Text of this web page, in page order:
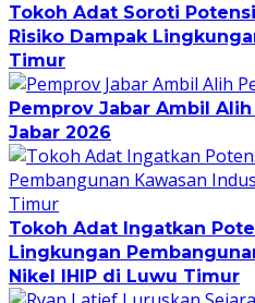
Tokoh Adat Soroti
Risiko Dampak
Timur
Pemprov Jabar Ambil Alih
Jabar 2026
Tokoh Adat Ingatkan
Lingkungan
Nikel IHIP di Luwu Timur